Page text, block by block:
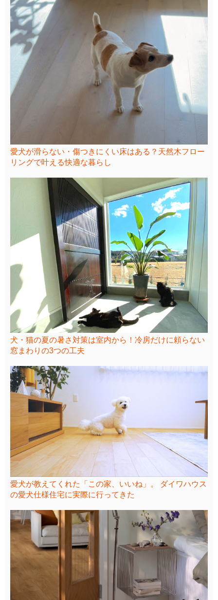
愛犬が滑らない・傷つきにくい床はある？天然木フロー
リングで叶える快適な暮らし
犬・猫の夏の暑さ対策は室内から！冷房だけに頼らない
窓まわりの3つの工夫
愛犬が教えてくれた「この家、いいね」。 ダイワハウス
の愛犬仕様住宅に実際に行ってきた